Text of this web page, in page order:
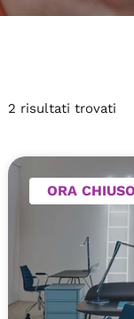
2 risultati trovati
ORA CHIUSO